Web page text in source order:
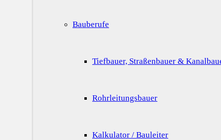
Bauberufe
Tiefbauer, Straßenbauer &
Rohrleitungsbauer
Kalkulator / Bauleiter